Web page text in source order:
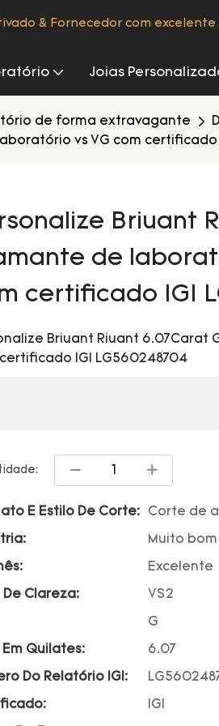
& Fornecedor com excelente
Joias
de forma extravagante
vs VG com certificado
Briuant
de
certificado IGI
Briuant Riuant 6.07Carat
IGI LG560248704
E Estilo De Corte: Corte de
Muito bom
Excelente
De Clareza: VS2
G
Em Quilates: 6.07
Do Relatório IGI:
IGI